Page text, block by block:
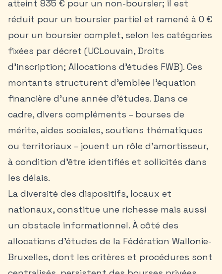
atteint 835 € pour un non-boursier; il est
réduit pour un boursier partiel et ramené à 0 €
pour un boursier complet, selon les catégories
fixées par décret (UCLouvain, Droits
d’inscription; Allocations d’études FWB). Ces
montants structurent d’emblée l’équation
financière d’une année d’études. Dans ce
cadre, divers compléments – bourses de
mérite, aides sociales, soutiens thématiques
ou territoriaux – jouent un rôle d’amortisseur,
à condition d’être identifiés et sollicités dans
les délais.
La diversité des dispositifs, locaux et
nationaux, constitue une richesse mais aussi
un obstacle informationnel. À côté des
allocations d’études de la Fédération Wallonie-
Bruxelles, dont les critères et procédures sont